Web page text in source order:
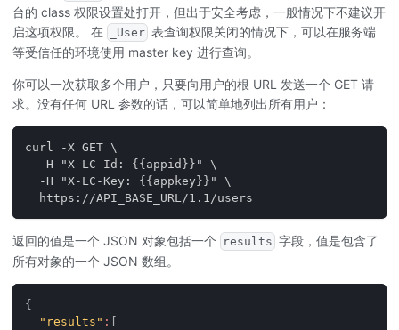
台的 class 权限设置处打开，但出于安全考虑，一般情况下不建议开
启这项权限。 在
_User 表查询权限关闭的情况下，可以在服务端
等受信任的环境使用 master key 进行查询。
你可以一次获取多个用户，只要向用户的根 URL 发送一个 GET 请
求。没有任何 URL 参数的话，可以简单地列出所有用户：
curl -X GET \
  -H "X-LC-Id: {{appid}}" \
  -H "X-LC-Key: {{appkey}}" \
  https://API_BASE_URL/1.1/users
返回的值是一个 JSON 对象包括一个 results 字段，值是包含了
所有对象的一个 JSON 数组。
{
"results" :